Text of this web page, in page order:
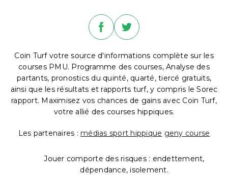
Coin Turf votre source d'informations complète sur les
courses PMU. Programme des courses, Analyse des
partants, pronostics du quinté, quarté, tiercé gratuits,
ainsi que les résultats et rapports turf, y compris le Sorec
rapport. Maximisez vos chances de gains avec Coin Turf,
votre allié des courses hippiques.
Les partenaires : médias sport hippique geny course
Jouer comporte des risques : endettement,
dépendance, isolement.